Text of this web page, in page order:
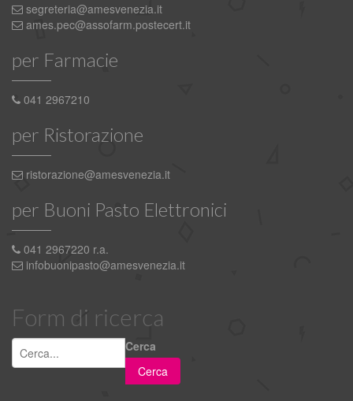
segreteria@amesvenezia.it
ames.pec@assofarm.postecert.it
per Farmacie
041 2967210
per Ristorazione
ristorazione@amesvenezia.it
per Buoni Pasto Elettronici
041 2967220 r.a.
infobuonipasto@amesvenezia.it
Form di ricerca
Cerca